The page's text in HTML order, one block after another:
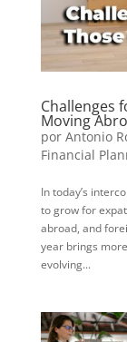
Challenges
Moving
por Antonio
Financial
In today’s
to grow for
abroad, and
year brings
evolving...